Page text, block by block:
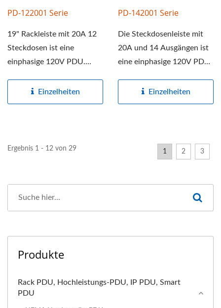
PD-122001 Serie
19" Rackleiste mit 20A 12
Steckdosen ist eine
einphasige 120V PDU.
Stromleisten...Einzelheiten
PD-142001 Serie
Die Steckdosenleiste mit
20A und 14 Ausgängen ist
eine einphasige 120V PDU.
Stromleisten...Einzelheiten
Ergebnis 1 - 12 von 29 1 2 3
Produkte
Rack PDU, Hochleistungs-PDU, IP PDU, Smart
PDU